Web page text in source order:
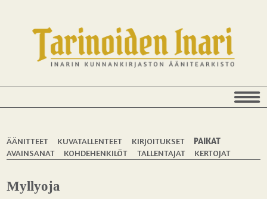
ÄÄNITTEET KUVATALLENTEET KIRJOITUKSET
PAIKAT
AVAINSANAT
KOHDEHENKILÖT TALLENTAJAT KERTOJAT
Myllyoja